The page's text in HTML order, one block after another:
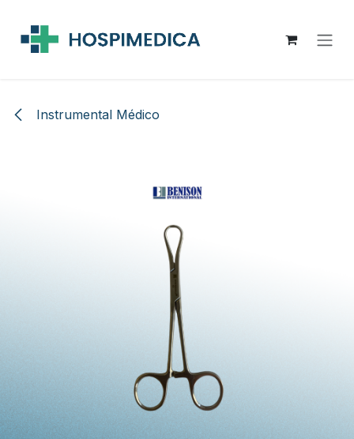
Instrumental Médico